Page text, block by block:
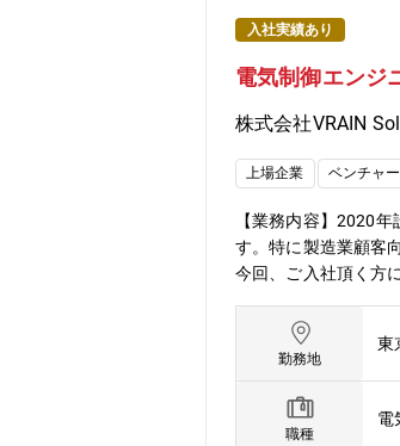
シェア：50%）／ハ
同社はグローバル規
開発により、事業の
しを豊かにすること
ンジできるフィール
入社実績あり
電気制御エンジ
株式会社VRAIN
上場企業 ベンチャ
【業務内容】2020
す。特に製造業顧客
今回、ご入社頂く方
タッチパネル（HMI
社について】・
2月期は過去最高益
質な財務基盤で新
バーはキーエンス
勤務地
東
職種
電